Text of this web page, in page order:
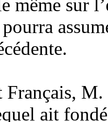
même sur
Français,
ait